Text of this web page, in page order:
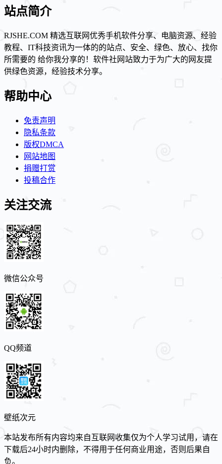
站点简介
RJSHE.COM 精选互联网优秀手机软件分享、电脑资源、经验
教程、IT科技资讯为一体的的站点、安全、绿色、放心、找你
所需要的 给你我分享的！软件社网站致力于为广大的网友提
供绿色资源，经验技术分享。
帮助中心
免责声明
隐私条款
版权DMCA
网站地图
捐赠打赏
投稿合作
关注交流
微信公众号
QQ频道
壁纸次元
本站发布所有内容均来自互联网收集仅为个人学习试用，请在
下载后24小时内删除，不得用于任何商业用途，否则后果自
负。